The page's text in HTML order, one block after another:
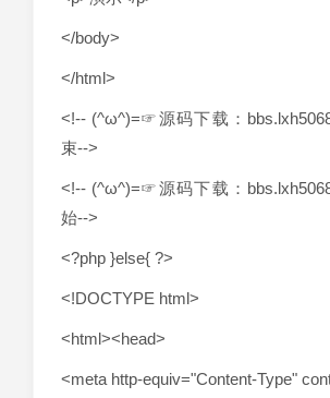
</body>
</html>
<!-- (^ω^)=☞源码下载：
束-->
<!-- (^ω^)=☞源码下载：
始-->
<?php }else{ ?>
<!DOCTYPE html>
<html><head>
<meta http-equiv="Content-Type"